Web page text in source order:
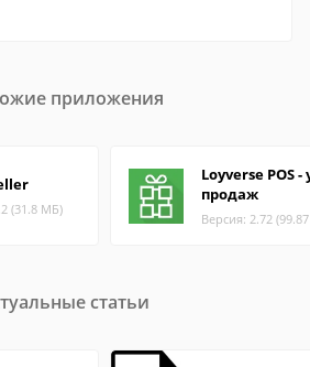
приложения
(31.8 МБ)
Loyverse POS -
продаж
Версия: 2.72
статьи